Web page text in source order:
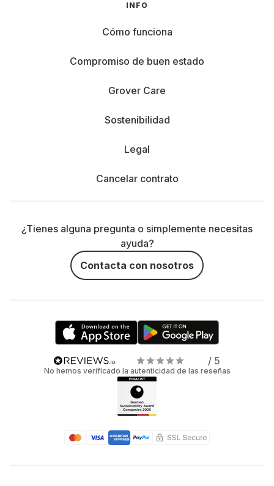
INFO
Cómo funciona
Compromiso de buen estado
Grover Care
Sostenibilidad
Legal
Cancelar contrato
¿Tienes alguna pregunta o simplemente necesitas
ayuda?
Contacta con nosotros
/ 5
No hemos verificado la autenticidad de las reseñas